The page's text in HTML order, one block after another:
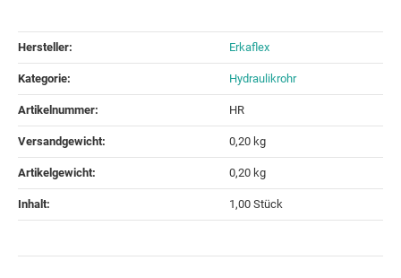
Hersteller: Erkaflex
Kategorie: Hydraulikrohr
Artikelnummer: HR
Versandgewicht‍: 0,20 kg
Artikelgewicht‍: 0,20 kg
Inhalt‍: 1,00 Stück